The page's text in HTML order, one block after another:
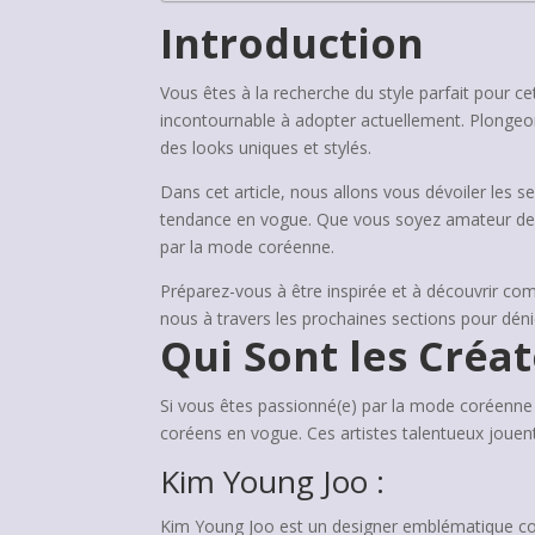
Introduction
Vous êtes à la recherche du style parfait pour
incontournable à adopter actuellement.
des looks uniques et stylés.
Dans cet article, nous allons vous dévoiler les
tendance en vogue. Que vous soyez amateur
par la mode coréenne.
Préparez-vous à être inspirée et à découvrir
nous à travers les prochaines sections pour
Qui Sont les
Si vous êtes passionné(e) par la mode
coréens en vogue. Ces artistes talentueux
Kim Young Joo :
Kim Young Joo est un designer emblématique